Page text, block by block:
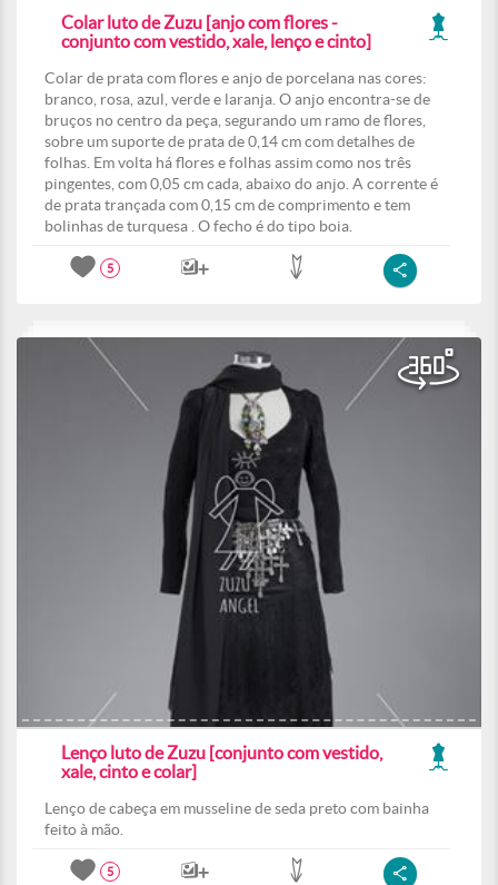
Colar luto de Zuzu [anjo com flores -
conjunto com vestido, xale, lenço e cinto]
Colar de prata com flores e anjo de porcelana nas cores:
branco, rosa, azul, verde e laranja. O anjo encontra-se de
bruços no centro da peça, segurando um ramo de flores,
sobre um suporte de prata de 0,14 cm com detalhes de
folhas. Em volta há flores e folhas assim como nos três
pingentes, com 0,05 cm cada, abaixo do anjo. A corrente é
de prata trançada com 0,15 cm de comprimento e tem
bolinhas de turquesa . O fecho é do tipo boia.
5
Lenço luto de Zuzu [conjunto com vestido,
xale, cinto e colar]
Lenço de cabeça em musseline de seda preto com bainha
feito à mão.
5